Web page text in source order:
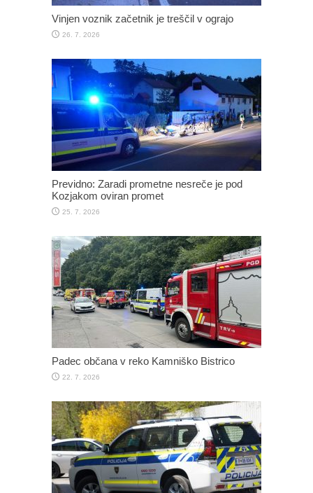
Vinjen voznik začetnik je treščil v ograjo
26. 7. 2026
Previdno: Zaradi prometne nesreče je pod
Kozjakom oviran promet
25. 7. 2026
Padec občana v reko Kamniško Bistrico
22. 7. 2026